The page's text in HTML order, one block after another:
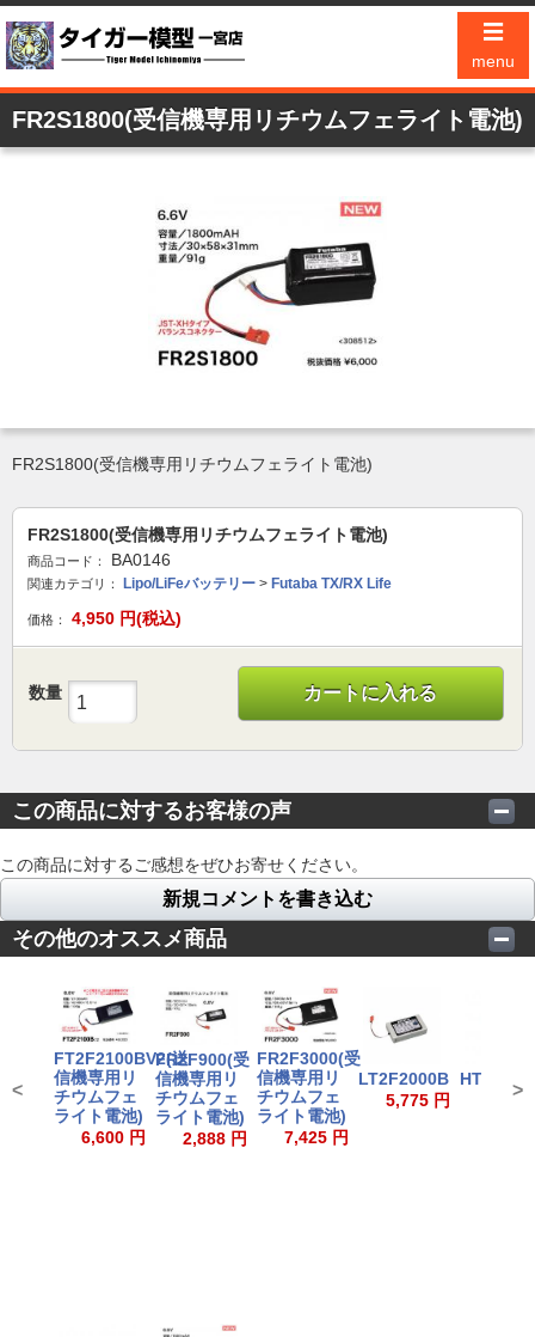
☰
menu
FR2S1800(受信機専用リチウムフェライト電池)
FR2S1800(受信機専用リチウムフェライト電池)
FR2S1800(受信機専用リチウムフェライト電池)
商品コード： BA0146
関連カテゴリ： Lipo/LiFeバッテリー > Futaba TX/RX Life
価格： 4,950 円(税込)
数量 カートに入れる
この商品に対するお客様の声
この商品に対するご感想をぜひお寄せください。
新規コメントを書き込む
その他のオススメ商品
FT2F2100BV2(送
信機専用リ
チウムフェ
ライト電池)
6,600 円
FR2F900(受
信機専用リ
チウムフェ
ライト電池)
2,888 円
FR2F3000(受
信機専用リ
チウムフェ
ライト電池)
7,425 円
LT2F2000B
5,775 円
< >